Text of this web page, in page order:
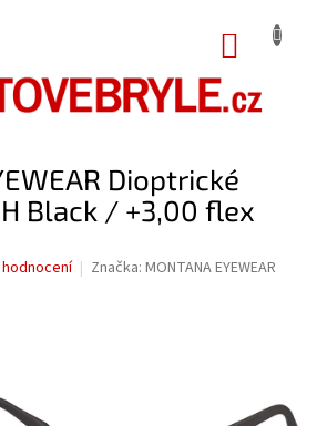
Dioptrické
Black / +3,00 flex
Značka: MONTANA EYEWEAR